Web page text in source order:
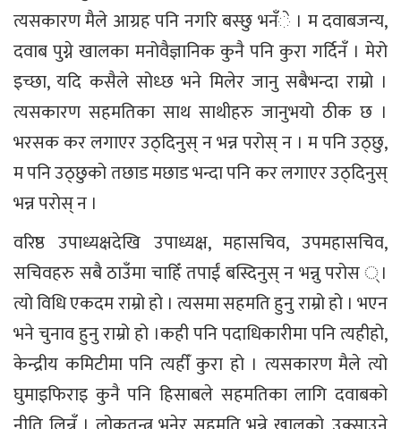
त्यसकारण मैले आग्रह पनि नगरि बस्छु भनँे । म दवाबजन्य,
दवाब पुग्ने खालका मनोवैज्ञानिक कुनै पनि कुरा गर्दिनँ । मेरो
इच्छा, यदि कसैले सोध्छ भने मिलेर जानु सबैभन्दा राम्रो ।
त्यसकारण सहमतिका साथ साथीहरु जानुभयो ठीक छ ।
भरसक कर लगाएर उठ्दिनुस् न भन्न परोस् न । म पनि उठ्छु,
म पनि उठ्छुको तछाड मछाड भन्दा पनि कर लगाएर उठ्दिनुस्
भन्न परोस् न ।
वरिष्ठ उपाध्यक्षदेखि उपाध्यक्ष, महासचिव, उपमहासचिव,
सचिवहरु सबै ठाउँमा चाहिँ तपाईं बस्दिनुस् न भन्नु परोस ्।
त्यो विधि एकदम राम्रो हो । त्यसमा सहमति हुनु राम्रो हो । भएन
भने चुनाव हुनु राम्रो हो ।कही पनि पदाधिकारीमा पनि त्यहीहो,
केन्द्रीय कमिटीमा पनि त्यहीँ कुरा हो । त्यसकारण मैले त्यो
घुमाइफिराइ कुनै पनि हिसाबले सहमतिका लागि दवाबको